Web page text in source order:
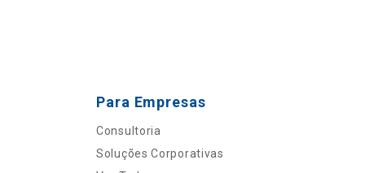
Para Empresas
Consultoria
Soluções Corporativas